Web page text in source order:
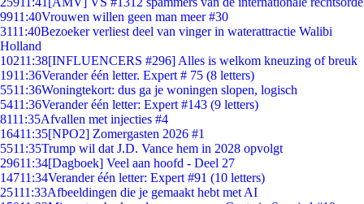
9911:40Vrouwen willen geen man meer #30
3111:40Bezoeker verliest deel van vinger in waterattractie Walibi
Holland
10211:38[INFLUENCERS #296] Alles is welkom kneuzing of breuk
1911:36Verander één letter. Expert # 75 (8 letters)
5511:36Woningtekort: dus ga je woningen slopen, logisch
5411:36Verander één letter: Expert #143 (9 letters)
8111:35Afvallen met injecties #4
16411:35[NPO2] Zomergasten 2026 #1
5511:35Trump wil dat J.D. Vance hem in 2028 opvolgt
29611:34[Dagboek] Veel aan hoofd - Deel 27
14711:34Verander één letter: Expert #91 (10 letters)
25111:33Afbeeldingen die je gemaakt hebt met AI